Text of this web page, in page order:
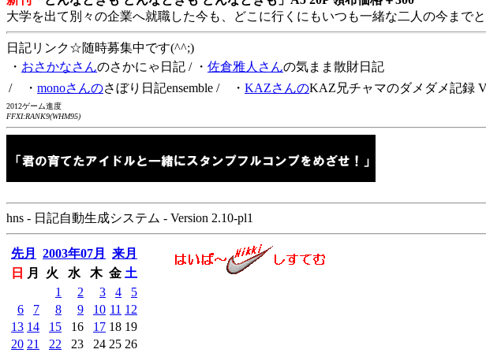
大学を出て別々の企業へ就職した今も、どこに行くにもいつも一緒な二人の今まで
日記リンク☆随時募集中です(^^;)
・ おさかなさんのさかにゃ日記 / ・ 佐倉雅人さんの気まま散財日記
/ ・ monoさんのさぼり日記ensemble / ・ KAZさんのKAZ兄チャマのダメダメ記録
2012ゲーム進度
FFXI:RANK9(WHM95)
hns - 日記自動生成システム - Version 2.10-pl1
先月 2003年07月
来月
日
月 火 水 木 金 土
1
2 3 4
5
6
7 8 9 10 11 12
13 14 15 16 17 18 19
20 21 22 23 24 25 26